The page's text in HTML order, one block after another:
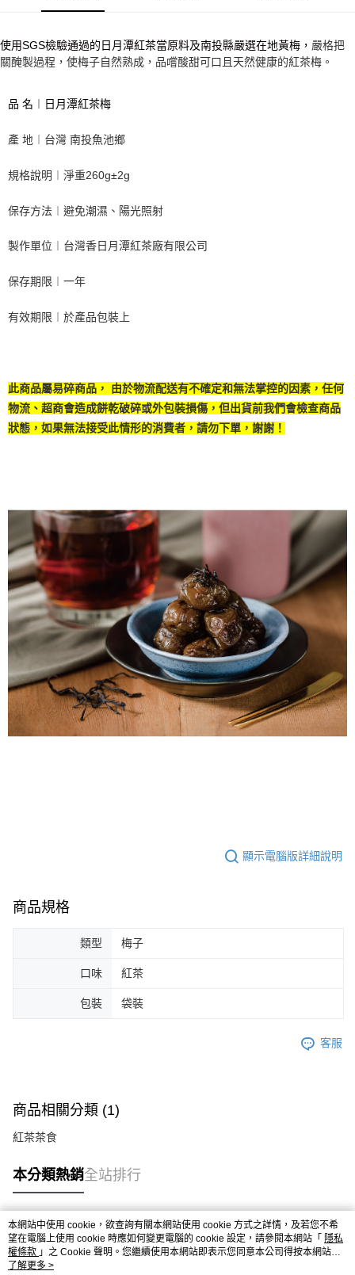
每筆NT$70，滿NT$1,000(含以上)免運費
每筆NT$70，滿NT$1,000(含以上)免運費
宅配
使用SGS檢驗通過的日月潭紅茶當原料及南投縣嚴選在地黃梅， 嚴格把
關醃製過程，使梅子自然熟成，品嚐酸甜可口且天然健康的紅茶梅。
品 名︱ 日月潭紅茶梅
產 地︱台灣 南投魚池鄉
規格說明︱淨重260g±2g
保存方法︱避免潮濕、陽光照射
製作單位︱台灣香日月潭紅茶廠有限公司
保存期限︱一年
有效期限︱於產品包裝上
此商品屬易碎商品， 由於物流配送有不確定和無法掌控的因素，任何
物流、超商會造成餅乾破碎或外包裝損傷，但出貨前我們會檢查商品
狀態，如果無法接受此情形的消費者，請勿下單，謝謝！
顯示電腦版詳細說明
商品規格
類型 梅子
口味 紅茶
包裝 袋裝
客服
商品相關分類 (1)
紅茶茶食
本分類熱銷全站排行
熱門標籤
本網站中使用 cookie，欲查詢有關本網站使用 cookie 方式之詳情，及若您不希
望在電腦上使用 cookie 時應如何變更電腦的 cookie 設定，請參閱本網站「 隱私
權條款 」之 Cookie 聲明。您繼續使用本網站即表示您同意本公司得按本網站使
用條款之 Cookie 聲明使用 cookie。
了解更多 >